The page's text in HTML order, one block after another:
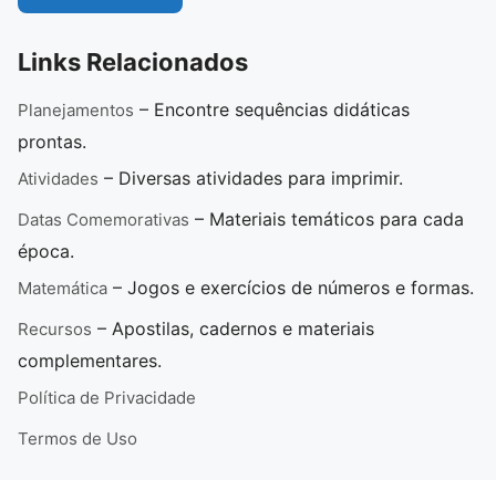
Links Relacionados
Planejamentos – Encontre sequências didáticas
prontas.
Atividades – Diversas atividades para imprimir.
Datas Comemorativas – Materiais temáticos para cada
época.
Matemática – Jogos e exercícios de números e formas.
Recursos – Apostilas, cadernos e materiais
complementares.
Política de Privacidade
Termos de Uso